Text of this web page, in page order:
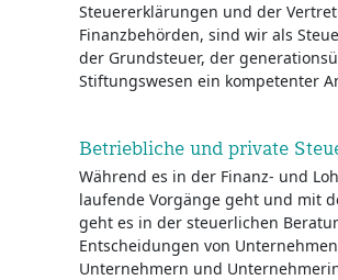
Steuererklärungen und der
Finanzbehörden, sind wir als
der Grundsteuer, der
Stiftungswesen ein kompetenter
Betriebliche und private
Während es in der Finanz- und
laufende Vorgänge geht und mit
geht es in der steuerlichen
Entscheidungen von
Unternehmern und